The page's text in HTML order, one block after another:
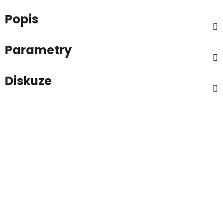
Popis
Parametry
Diskuze